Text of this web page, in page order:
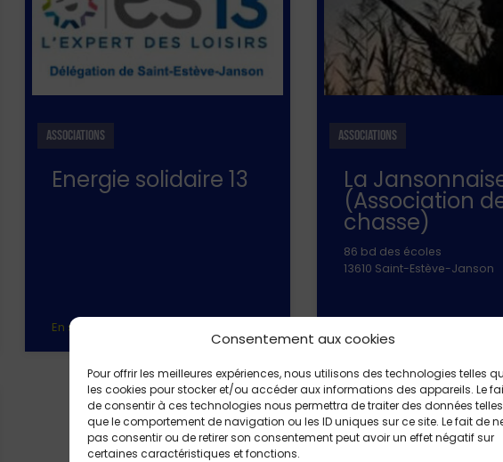
Consentement aux cookies
Pour offrir les meilleures expériences, nous utilisons des technologies telles
les cookies pour stocker et/ou accéder aux informations des appareils. Le
de consentir à ces technologies nous permettra de traiter des données telles
que le comportement de navigation ou les ID uniques sur ce site. Le fait de
pas consentir ou de retirer son consentement peut avoir un effet négatif sur
certaines caractéristiques et fonctions.
ASSOCIATIONS
Energie solidaire 13
En savoir plus
ASSOCIATIONS
La
(Association
chasse)
86 bd des écoles
13610 Saint-Estève-Janson